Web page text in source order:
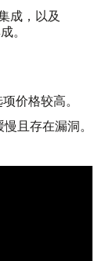
成，以及
。
价格较高。
且存在漏洞。